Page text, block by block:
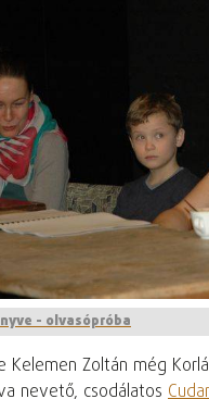
- olvasópróba
Kelemen Zoltán még
nevető, csodálatos